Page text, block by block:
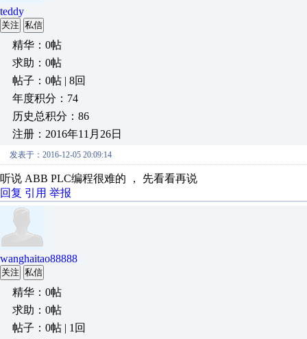
teddy
关注 私信
精华：0帖
求助：0帖
帖子：0帖 | 8回
年度积分：74
历史总积分：86
注册：2016年11月26日
发表于：2016-12-05 20:09:14
听说 ABB PLC编程很难的 ， 先看看再说
回复 引用 举报
wanghaitao88888
关注 私信
精华：0帖
求助：0帖
帖子：0帖 | 1回